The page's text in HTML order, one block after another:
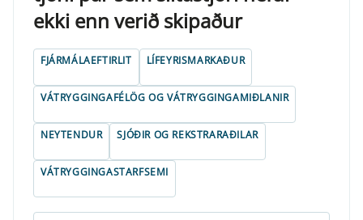
ekki enn verið skipaður
FJÁRMÁLAEFTIRLIT LÍFEYRISMARKAÐUR
VÁTRYGGINGAFÉLÖG OG VÁTRYGGINGAMIÐLANIR
NEYTENDUR SJÓÐIR OG REKSTRARAÐILAR
VÁTRYGGINGASTARFSEMI